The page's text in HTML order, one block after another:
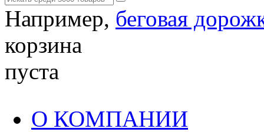
Например, беговая
корзина
пуста
О КОМПАНИИ